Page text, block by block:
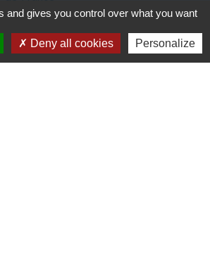
l'Oise
d'Agglo du Beauvaisis
and gives you control over what you want
Deny all cookies Personalize